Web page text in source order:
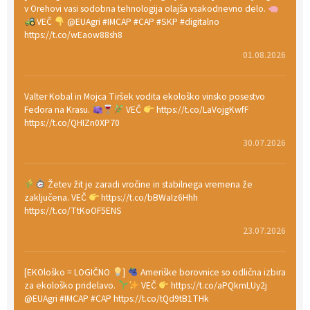
v Orehovi vasi sodobna tehnologija olajša vsakodnevno delo.
VEČ
@EUAgri #IMCAP #CAP #SKP #digitalno
https://t.co/wEaow88sh8
01.08.2026
Valter Kobal in Mojca Tiršek vodita ekološko vinsko posestvo
Fedora na Krasu.
VEČ
https://t.co/LaVojgKwfF
https://t.co/QHIZn0XP70
30.07.2026
Žetev žit je zaradi vročine in stabilnega vremena že
zaključena. VEČ
https://t.co/bBWaIz6Hhh
https://t.co/TtKoOF5ENS
23.07.2026
[EKOloško = LOGIČNO ]
Ameriške borovnice so odlična izbira
za ekološko pridelavo.
VEČ
https://t.co/aPQkmLUy2j
@EUAgri #IMCAP #CAP https://t.co/tQd9tB1THk